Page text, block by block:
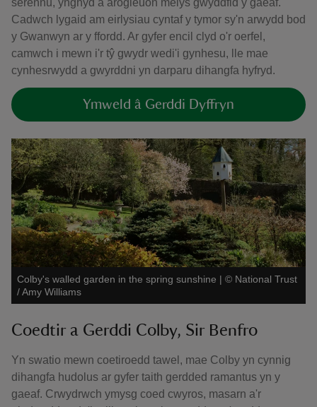
serennu, ynghyd â arogleuon melys gwyddfid y gaeaf.
Cadwch lygaid am eirlysiau cyntaf y tymor sy'n arwydd bod
y Gwanwyn ar y ffordd. Ar gyfer encil clyd o'r oerfel,
camwch i mewn i'r tŷ gwydr wedi'i gynhesu, lle mae
cynhesrwydd a gwyrddni yn darparu dihangfa hyfryd.
Ymweld â Gerddi Dyffryn
Colby's walled garden in the spring sunshine | © National Trust
/ Amy Williams
Coedtir a Gerddi Colby, Sir Benfro
Yn swatio mewn coetiroedd tawel, mae Colby yn cynnig
dihangfa hudolus ar gyfer taith gerdded ramantus yn y
gaeaf. Crwydrwch ymysg coed cwyros, masarn a'r